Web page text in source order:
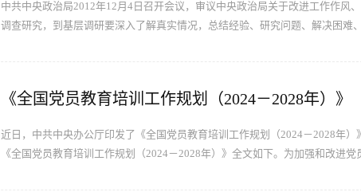
中共中央政治局2012年12月4日召开会议，审议中央政治局关于改进工作作风
调查研究，到基层调研要深入了解真实情况，总结经验、研究问题、解决困难
《全国党员教育培训工作规划（2024－2028年）》
近日，中共中央办公厅印发了《全国党员教育培训工作规划（2024－2028年
《全国党员教育培训工作规划（2024－2028年）》全文如下。为加强和改进